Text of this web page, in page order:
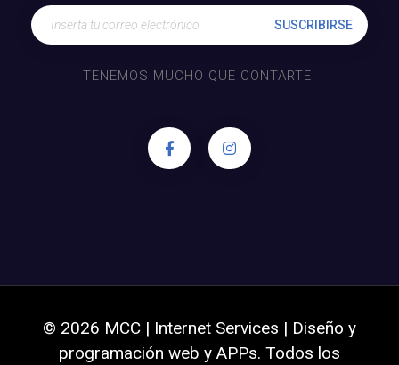
TENEMOS MUCHO QUE CONTARTE.
© 2026 MCC | Internet Services | Diseño y
programación web y APPs. Todos los